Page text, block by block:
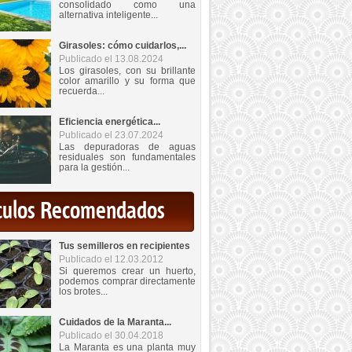
consolidado como una
alternativa inteligente...
Girasoles: cómo cuidarlos,...
Publicado el 13.08.2024
Los girasoles, con su brillante
color amarillo y su forma que
recuerda...
Eficiencia energética...
Publicado el 23.07.2024
Las depuradoras de aguas
residuales son fundamentales
para la gestión...
Recomendados
Tus semilleros en recipientes
Publicado el 12.03.2012
Si queremos crear un huerto,
podemos comprar directamente
los brotes...
Cuidados de la Maranta...
Publicado el 30.04.2018
La Maranta es una planta muy